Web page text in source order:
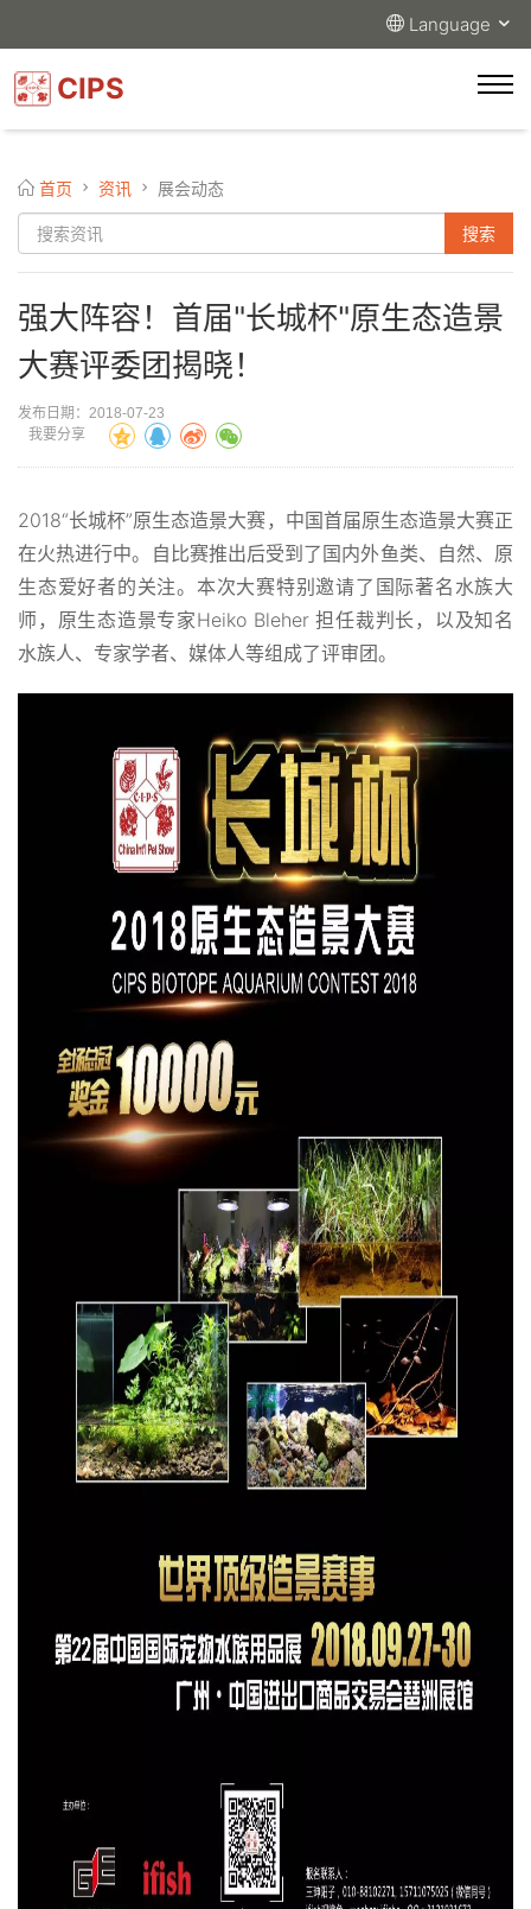
Language
CIPS
首页 资讯 展会动态
强大阵容！首届"长城杯"原生态造景
大赛评委团揭晓！
发布日期：2018-07-23
我要分享
2018“长城杯”原生态造景大赛，中国首届原生态造景大赛正
在火热进行中。自比赛推出后受到了国内外鱼类、自然、原
生态爱好者的关注。本次大赛特别邀请了国际著名水族大
师，原生态造景专家Heiko Bleher 担任裁判长，以及知名
水族人、专家学者、媒体人等组成了评审团。